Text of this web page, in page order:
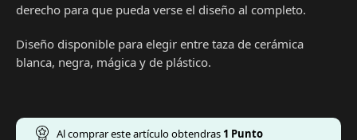
derecho para que pueda verse el diseño al completo.
Diseño disponible para elegir entre taza de cerámica
blanca, negra, mágica y de plástico.
Al comprar este artículo obtendras 1 Punto